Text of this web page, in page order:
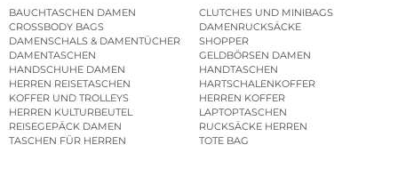
BAUCHTASCHEN DAMEN
CLUTCHES UND MINIBAGS
CROSSBODY BAGS
DAMENRUCKSÄCKE
DAMENSCHALS & DAMENTÜCHER
SHOPPER
DAMENTASCHEN
GELDBÖRSEN DAMEN
HANDSCHUHE DAMEN
HANDTASCHEN
HERREN REISETASCHEN
HARTSCHALENKOFFER
KOFFER UND TROLLEYS
HERREN KOFFER
HERREN KULTURBEUTEL
LAPTOPTASCHEN
REISEGEPÄCK DAMEN
RUCKSÄCKE HERREN
TASCHEN FÜR HERREN
TOTE BAG